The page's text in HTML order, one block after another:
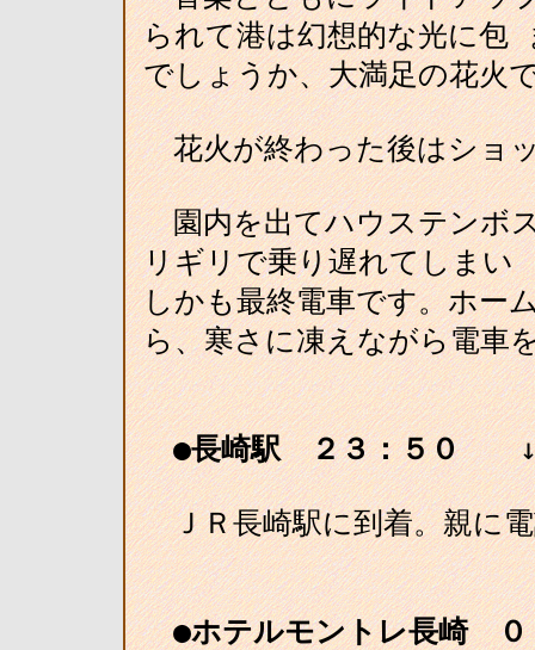
られて港は幻想的な光に包
でしょうか、大満足の花火
花火が終わった後はショ
園内を出てハウステンボ
リギリで乗り遅れてしまい
しかも最終電車です。ホー
ら、寒さに凍えながら電車
●長崎駅 ２３：５０↓Ｊ
ＪＲ長崎駅に到着。親に
●ホテルモントレ長崎 ０